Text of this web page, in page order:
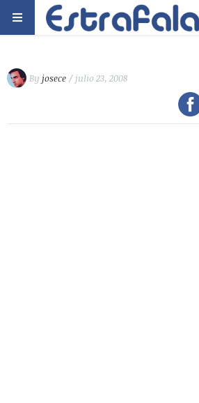
By josece / julio 23, 2008